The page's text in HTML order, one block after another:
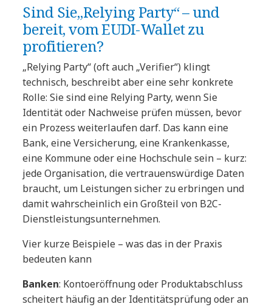
Sind Sie„Relying Party“ – und
bereit, vom EUDI-Wallet zu
profitieren?
„Relying Party“ (oft auch „Verifier“) klingt
technisch, beschreibt aber eine sehr konkrete
Rolle: Sie sind eine Relying Party, wenn Sie
Identität oder Nachweise prüfen müssen, bevor
ein Prozess weiterlaufen darf. Das kann eine
Bank, eine Versicherung, eine Krankenkasse,
eine Kommune oder eine Hochschule sein – kurz:
jede Organisation, die vertrauenswürdige Daten
braucht, um Leistungen sicher zu erbringen und
damit wahrscheinlich ein Großteil von B2C-
Dienstleistungsunternehmen.
Vier kurze Beispiele – was das in der Praxis
bedeuten kann
Banken: Kontoeröffnung oder Produktabschluss
scheitert häufig an der Identitätsprüfung oder an